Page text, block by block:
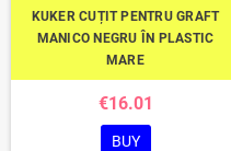
KUKER CUȚIT PENTRU GRAFT
MANICO NEGRU ÎN PLASTIC
MARE
€16.01
BUY